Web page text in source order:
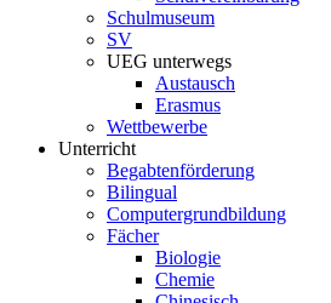
Schulmuseum
SV
UEG unterwegs
Austausch
Erasmus
Wettbewerbe
Unterricht
Begabtenförderung
Bilingual
Computergrundbildung
Fächer
Biologie
Chemie